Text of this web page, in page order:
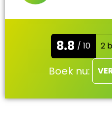
8.8 / 10 2
Boek nu: